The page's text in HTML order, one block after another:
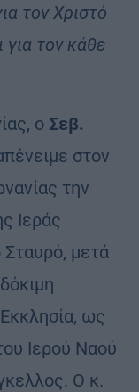
τον Χριστό
για τον κάθε
ο Σεβ.
στον
την
Ιεράς
μετά
ως
Ιερού Ναού
Ο κ.